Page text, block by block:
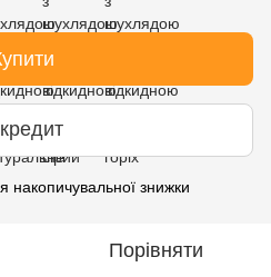
накопичувальної знижки
Порівняти